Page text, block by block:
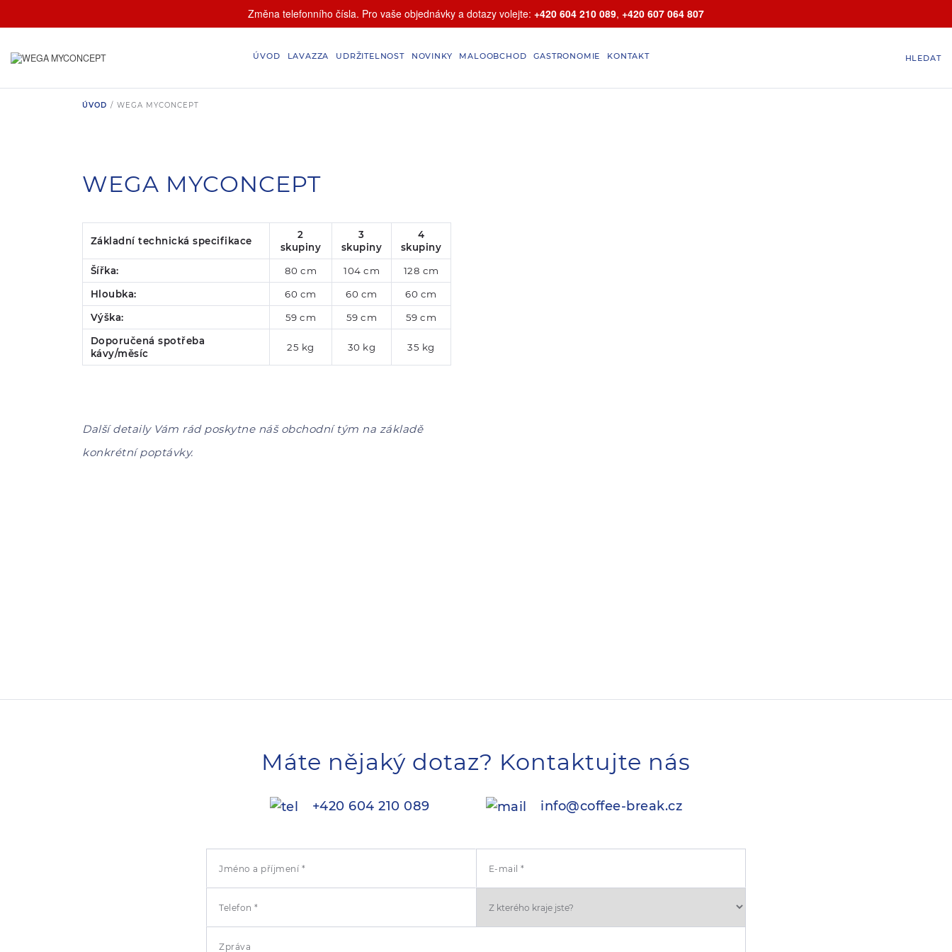
Změna telefonního čísla. Pro vaše objednávky a dotazy volejte: +420 604 210 089, +420 607 064 807
ÚVOD LAVAZZA UDRŽITELNOST NOVINKY MALOOBCHOD GASTRONOMIE KONTAKT HLEDAT
ÚVOD / WEGA MYCONCEPT
WEGA MYCONCEPT
Základní technická specifikace
2
skupiny
3
skupiny
4
skupiny
Šířka: 80 cm 104 cm 128 cm
Hloubka: 60 cm 60 cm 60 cm
Výška: 59 cm 59 cm 59 cm
Doporučená spotřeba
kávy/měsíc
25 kg 30 kg 35 kg
Další detaily Vám rád poskytne náš obchodní tým na základě
konkrétní poptávky.
Máte nějaký dotaz? Kontaktujte nás
+420 604 210 089 info@coffee-break.cz
Jméno a příjmení * E-mail *
Telefon *
Zpráva